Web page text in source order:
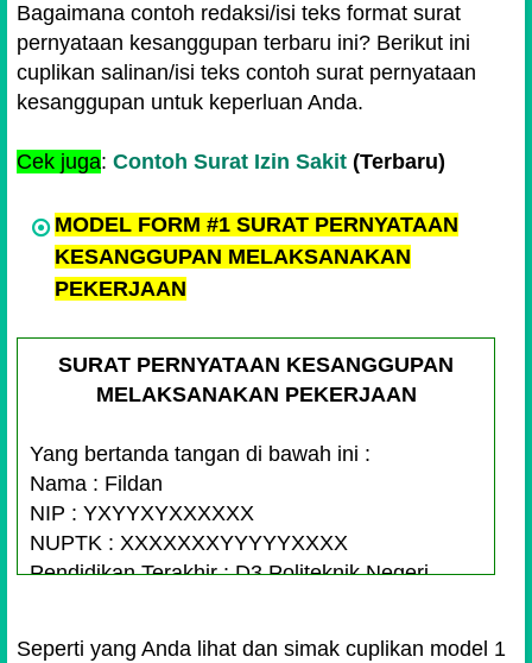
Bagaimana contoh redaksi/isi teks format surat
pernyataan kesanggupan terbaru ini? Berikut ini
cuplikan salinan/isi teks contoh surat pernyataan
kesanggupan untuk keperluan Anda.
Cek juga: Contoh Surat Izin Sakit (Terbaru)
MODEL FORM #1 SURAT PERNYATAAN
KESANGGUPAN MELAKSANAKAN
PEKERJAAN
SURAT PERNYATAAN KESANGGUPAN
MELAKSANAKAN PEKERJAAN
Yang bertanda tangan di bawah ini :
Nama : Fildan
NIP : YXYYXYXXXXXX
NUPTK : XXXXXXXYYYYYXXXX
Pendidikan Terakhir : D3 Politeknik Negeri
Seperti yang Anda lihat dan simak cuplikan model 1